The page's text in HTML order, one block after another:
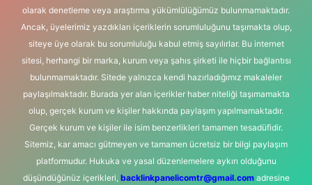
olarak denetleme veya araştırma yükümlülüğümüz bulunmamaktadır.
Ancak, üyelerimiz yazdıkları içeriklerin sorumluluğunu taşımakta olup,
siteye üye olarak bu sorumluluğu kabul etmiş sayılırlar. Bu internet
sitesi, herhangi bir marka, kurum veya şahıs şirketi ile hiçbir bağlantısı
bulunmamaktadır. Sitede yalnızca kendi hazırladığımız makaleler
paylaşılmaktadır. Burada yer alan içerikler haber niteliği taşımamakta
olup, gerçek kurum ve kişiler hakkında paylaşım yapılmamaktadır.
Gerçek kurum ve kişiler ile isim benzerlikleri tamamen tesadüfidir.
Sitemiz, kar amacı gütmeyen ve tamamen ücretsiz bir bilgi paylaşım
platformudur. Hukuka ve yasal düzenlemelere aykırı olduğunu
düşündüğünüz içerikleri, backlinkpanelicomtr@gmail.comadresine